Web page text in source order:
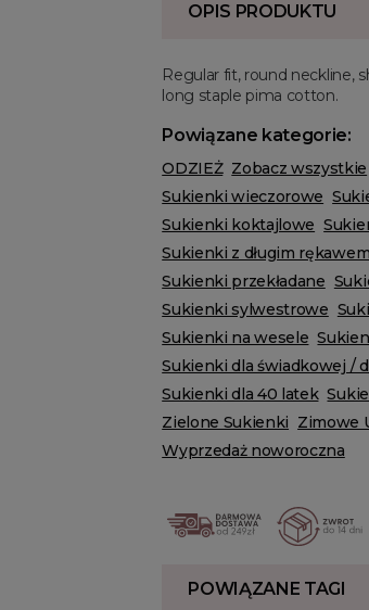
OPIS PRODUKTU
Regular fit, round neckline,
long staple pima cotton.
Powiązane kategorie:
ODZIEŻ Zobacz wszystkie
Sukienki wieczorowe
Sukienki koktajlowe
Sukienki z długim rękawem
Sukienki przekładane
Sukienki sylwestrowe
Sukienki na wesele
Sukienki dla świadkowej /
Sukienki dla 40 latek
Zielone Sukienki Zimowe
Wyprzedaż noworoczna
POWIĄZANE TAGI